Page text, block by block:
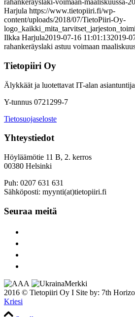
rahankeräyslaki-voimaan-maaliskuussa-
Harjula https://www.tietopiiri.fi/wp-
content/uploads/2018/07/TietoPiiri-Oy-
Ilkka Harjula2019-07-16 11:01:132019-
rahankeräyslaki astuu voimaan
Tietopiiri Oy
Älykkäät ja luotettavat IT-alan
Y-tunnus 0721299-7
Tietosuojaseloste
Yhteystiedot
Höyläämötie 11 B, 2. kerros
00380 Helsinki
Puh: 0207 631 631
Sähköposti: myynti(at)tietopiiri.fi
Seuraa meitä
2016 © Tietopiiri Oy I Site by: 7th
Kriesi